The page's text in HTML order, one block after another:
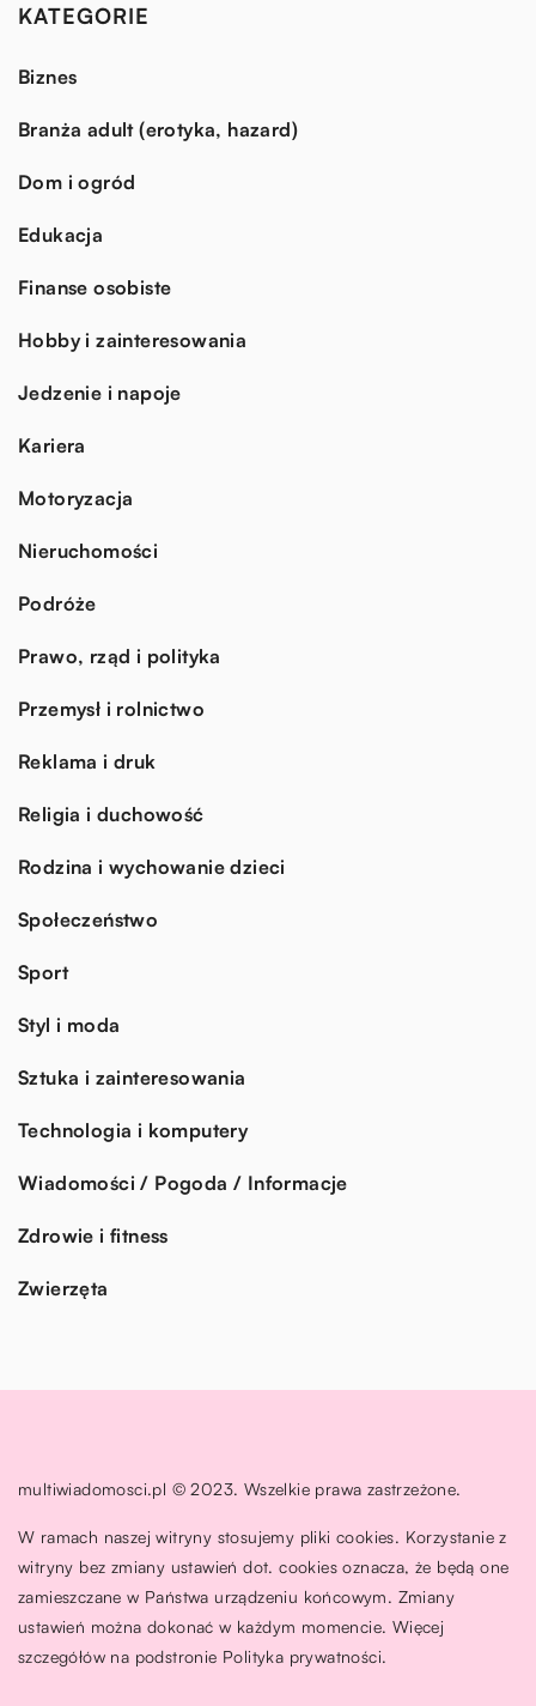
KATEGORIE
Biznes
Branża adult (erotyka, hazard)
Dom i ogród
Edukacja
Finanse osobiste
Hobby i zainteresowania
Jedzenie i napoje
Kariera
Motoryzacja
Nieruchomości
Podróże
Prawo, rząd i polityka
Przemysł i rolnictwo
Reklama i druk
Religia i duchowość
Rodzina i wychowanie dzieci
Społeczeństwo
Sport
Styl i moda
Sztuka i zainteresowania
Technologia i komputery
Wiadomości / Pogoda / Informacje
Zdrowie i fitness
Zwierzęta
multiwiadomosci.pl © 2023. Wszelkie prawa zastrzeżone.
W ramach naszej witryny stosujemy pliki cookies. Korzystanie z
witryny bez zmiany ustawień dot. cookies oznacza, że będą one
zamieszczane w Państwa urządzeniu końcowym. Zmiany
ustawień można dokonać w każdym momencie. Więcej
szczegółów na podstronie Polityka prywatności.